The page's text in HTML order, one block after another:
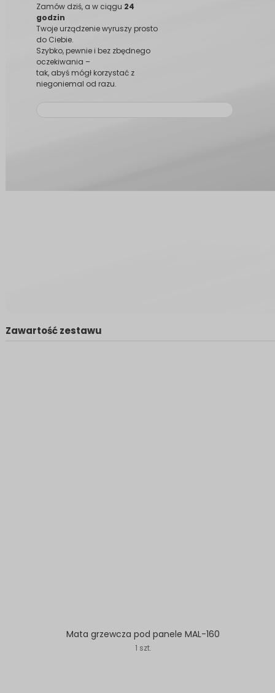
Zamów dziś, a w ciągu 24
godzin
Twoje urządzenie wyruszy prosto
do Ciebie.
Szybko, pewnie i bez zbędnego
oczekiwania –
tak, abyś mógł korzystać z
niegoniemal od razu.
Zawartość zestawu
Mata grzewcza pod panele MAL-160
1 szt.